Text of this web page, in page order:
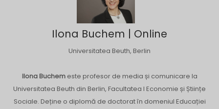
Ilona Buchem | Online
Universitatea Beuth, Berlin
Ilona Buchemeste profesor de media și comunicare la
Universitatea Beuth din Berlin, Facultatea I Economie și Științe
Sociale. Deține o diplomă de doctorat în domeniul Educației